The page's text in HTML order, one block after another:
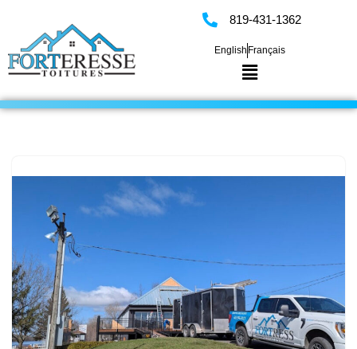
Skip
to
content
819-431-1362
English Français